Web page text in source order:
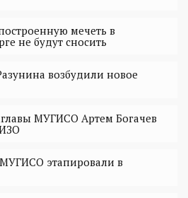
мечеть в
не будут сносить
возбудили новое
МУГИСО Артем Богачев
МУГИСО этапировали в